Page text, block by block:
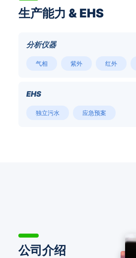
生产能力 & EHS
分析仪器
气相 紫外 红外
EHS
独立污水 应急预案
公司介绍